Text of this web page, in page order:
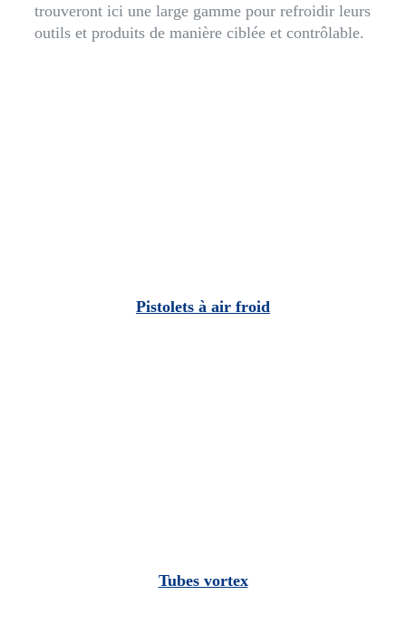
trouveront ici une large gamme pour refroidir leurs
outils et produits de manière ciblée et contrôlable.
Pistolets à air froid
Tubes vortex